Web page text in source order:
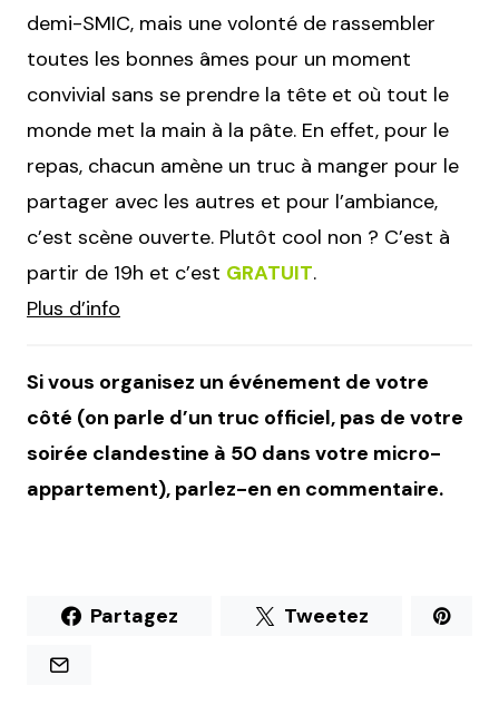
demi-SMIC, mais une volonté de rassembler
toutes les bonnes âmes pour un moment
convivial sans se prendre la tête et où tout le
monde met la main à la pâte. En effet, pour le
repas, chacun amène un truc à manger pour le
partager avec les autres et pour l’ambiance,
c’est scène ouverte. Plutôt cool non ? C’est à
partir de 19h et c’est GRATUIT.
Plus d’info
Si vous organisez un événement de votre
côté (on parle d’un truc officiel, pas de votre
soirée clandestine à 50 dans votre micro-
appartement), parlez-en en commentaire.
Partagez Tweetez